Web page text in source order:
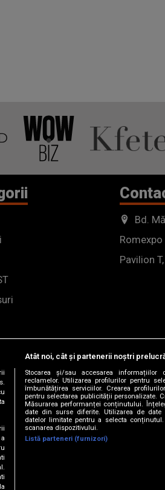
Bd.
Pavilion
INTERNATIONAL SA, Toate
Atât noi, cât și partenerii noștri
Stocarea și/sau accesarea
reclamelor. Utilizarea profilurilor pentru
îmbunătățirea serviciilor. Crearea
pentru selectarea publicității personalizate.
Măsurarea performanței conținutului.
date din surse diferite. Utilizarea de date
datelor limitate pentru a selecta
scanarea dispozitivului.
Listă parteneri (furnizori)